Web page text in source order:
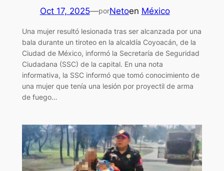
Oct 17, 2025—porNetoen México
Una mujer resultó lesionada tras ser alcanzada por una
bala durante un tiroteo en la alcaldía Coyoacán, de la
Ciudad de México, informó la Secretaría de Seguridad
Ciudadana (SSC) de la capital. En una nota
informativa, la SSC informó que tomó conocimiento de
una mujer que tenía una lesión por proyectil de arma
de fuego…